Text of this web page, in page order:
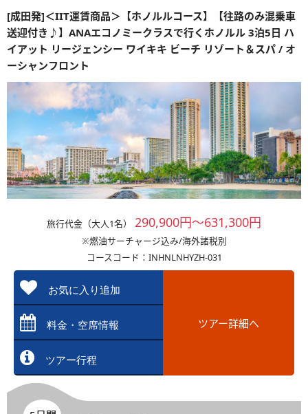
[成田発]＜IIT運賃商品＞【ホノルルコース】【往路のみ混乗車
送迎付き♪】ANAエコノミークラスで行くホノルル 3泊5日 ハ
イアット リージェンシー ワイキキ ビーチ リゾート＆スパ / オ
ーシャンフロント
旅行代金（大人1名） 290,900円～631,300円
※燃油サーチャージ込み/海外諸税別
コースコード：INHNLNHYZH-031
お気に入り追加
料金・空席情報
ツアー行程
ツアー詳細へ